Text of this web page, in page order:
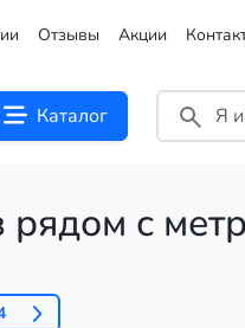
Отзывы Акции
Каталог
с